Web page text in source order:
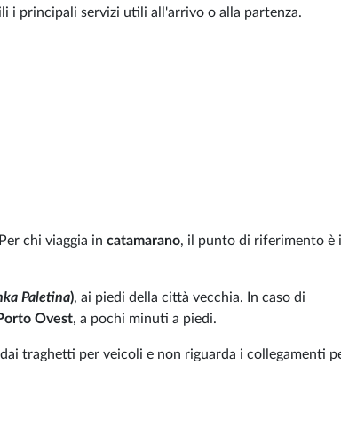
i principali servizi utili all'arrivo o alla partenza.
chi viaggia in catamarano, il punto di riferimento è
Paletina), ai piedi della città vecchia. In caso di
Ovest, a pochi minuti a piedi.
traghetti per veicoli e non riguarda i collegamenti